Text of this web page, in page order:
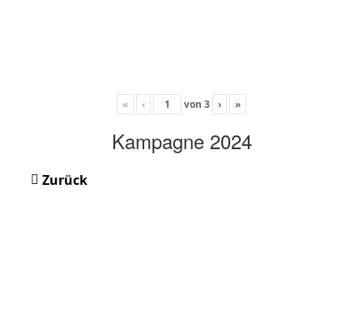
« ‹ von 3 › »
Kampagne 2024
Zurück